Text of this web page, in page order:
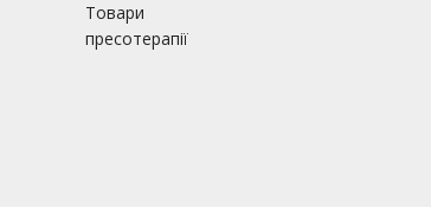
Товари
пресотерапії